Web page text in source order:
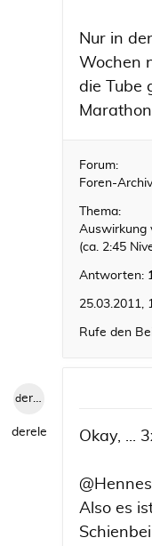
Nur in
Wochen
die Tube
Forum:
Foren-Archiv
Thema:
Auswirkung
(ca. 2:45
Antworten:
25.03.2011,
Rufe den
derele
derele Okay, ...
@Hennes
Also es